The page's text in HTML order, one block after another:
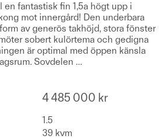
en fantastisk fin 1,5a högt upp i
mot innergård! Den underbara
av generös takhöjd, stora fönster
sobert kulörtema och gedigna
är optimal med öppen känsla
Sovdelen …
4 485 000 kr
1.5
39 kvm